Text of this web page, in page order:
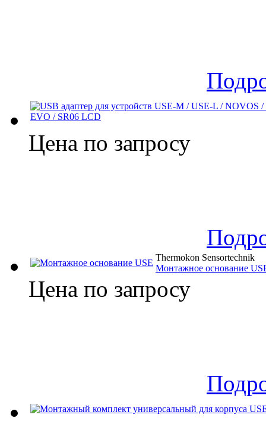
Цена по запросу
Thermokon Sensortechnik
Монтажное основание
Цена по запросу